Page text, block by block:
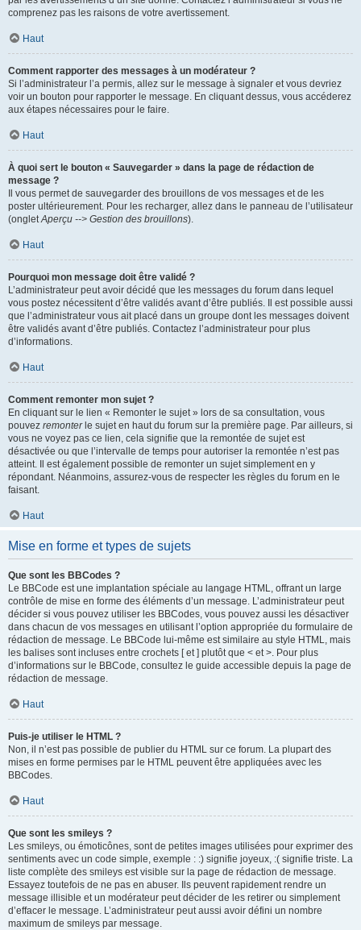
comprenez pas les raisons de votre avertissement.
Haut
Comment rapporter des messages à un modérateur ?
Si l’administrateur l’a permis, allez sur le message à signaler et vous devriez
voir un bouton pour rapporter le message. En cliquant dessus, vous accéderez
aux étapes nécessaires pour le faire.
Haut
À quoi sert le bouton « Sauvegarder » dans la page de rédaction de
message ?
Il vous permet de sauvegarder des brouillons de vos messages et de les
poster ultérieurement. Pour les recharger, allez dans le panneau de l’utilisateur
(ongletAperçu --> Gestion des brouillons).
Haut
Pourquoi mon message doit être validé ?
L’administrateur peut avoir décidé que les messages du forum dans lequel
vous postez nécessitent d’être validés avant d’être publiés. Il est possible aussi
que l’administrateur vous ait placé dans un groupe dont les messages doivent
être validés avant d’être publiés. Contactez l’administrateur pour plus
d’informations.
Haut
Comment remonter mon sujet ?
En cliquant sur le lien « Remonter le sujet » lors de sa consultation, vous
pouvez remonterle sujet en haut du forum sur la première page. Par ailleurs, si
vous ne voyez pas ce lien, cela signifie que la remontée de sujet est
désactivée ou que l’intervalle de temps pour autoriser la remontée n’est pas
atteint. Il est également possible de remonter un sujet simplement en y
répondant. Néanmoins, assurez-vous de respecter les règles du forum en le
faisant.
Haut
Mise en forme et types de sujets
Que sont les BBCodes ?
Le BBCode est une implantation spéciale au langage HTML, offrant un large
contrôle de mise en forme des éléments d’un message. L’administrateur peut
décider si vous pouvez utiliser les BBCodes, vous pouvez aussi les désactiver
dans chacun de vos messages en utilisant l’option appropriée du formulaire de
rédaction de message. Le BBCode lui-même est similaire au style HTML, mais
les balises sont incluses entre crochets [ et ] plutôt que < et >. Pour plus
d’informations sur le BBCode, consultez le guide accessible depuis la page de
rédaction de message.
Haut
Puis-je utiliser le HTML ?
Non, il n’est pas possible de publier du HTML sur ce forum. La plupart des
mises en forme permises par le HTML peuvent être appliquées avec les
BBCodes.
Haut
Que sont les smileys ?
Les smileys, ou émoticônes, sont de petites images utilisées pour exprimer des
sentiments avec un code simple, exemple : :) signifie joyeux, :( signifie triste. La
liste complète des smileys est visible sur la page de rédaction de message.
Essayez toutefois de ne pas en abuser. Ils peuvent rapidement rendre un
message illisible et un modérateur peut décider de les retirer ou simplement
d’effacer le message. L’administrateur peut aussi avoir défini un nombre
maximum de smileys par message.